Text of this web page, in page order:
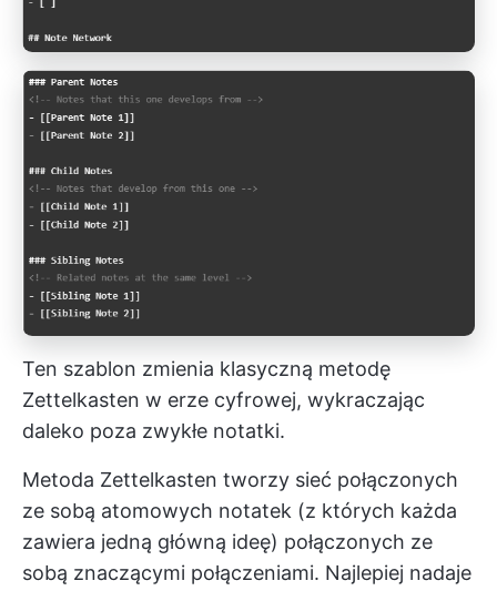
Ten szablon zmienia klasyczną metodę
Zettelkasten w erze cyfrowej, wykraczając
daleko poza zwykłe notatki.
Metoda Zettelkasten tworzy sieć połączonych
ze sobą atomowych notatek (z których każda
zawiera jedną główną ideę) połączonych ze
sobą znaczącymi połączeniami. Najlepiej nadaje